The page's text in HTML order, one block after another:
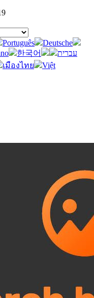
Português
Deutsche
한국어
עברית
เมืองไทย
Việt